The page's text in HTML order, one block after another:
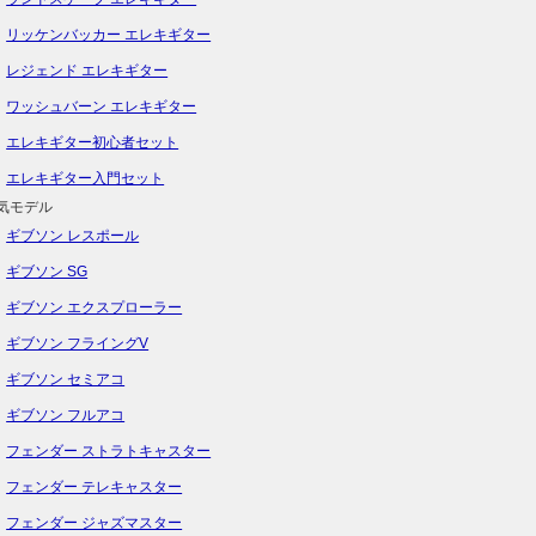
リッケンバッカー エレキギター
レジェンド エレキギター
ワッシュバーン エレキギター
エレキギター初心者セット
エレキギター入門セット
モデル
ギブソン レスポール
ギブソン SG
ギブソン エクスプローラー
ギブソン フライングV
ギブソン セミアコ
ギブソン フルアコ
フェンダー ストラトキャスター
フェンダー テレキャスター
フェンダー ジャズマスター